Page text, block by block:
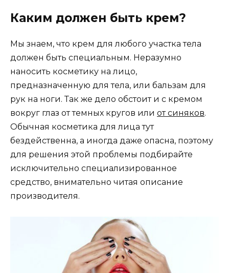
Каким должен быть крем?
Мы знаем, что крем для любого участка тела
должен быть специальным. Неразумно
наносить косметику на лицо,
предназначенную для тела, или бальзам для
рук на ноги. Так же дело обстоит и с кремом
вокруг глаз от темных кругов или от синяков.
Обычная косметика для лица тут
бездейственна, а иногда даже опасна, поэтому
для решения этой проблемы подбирайте
исключительно специализированное
средство, внимательно читая описание
производителя.